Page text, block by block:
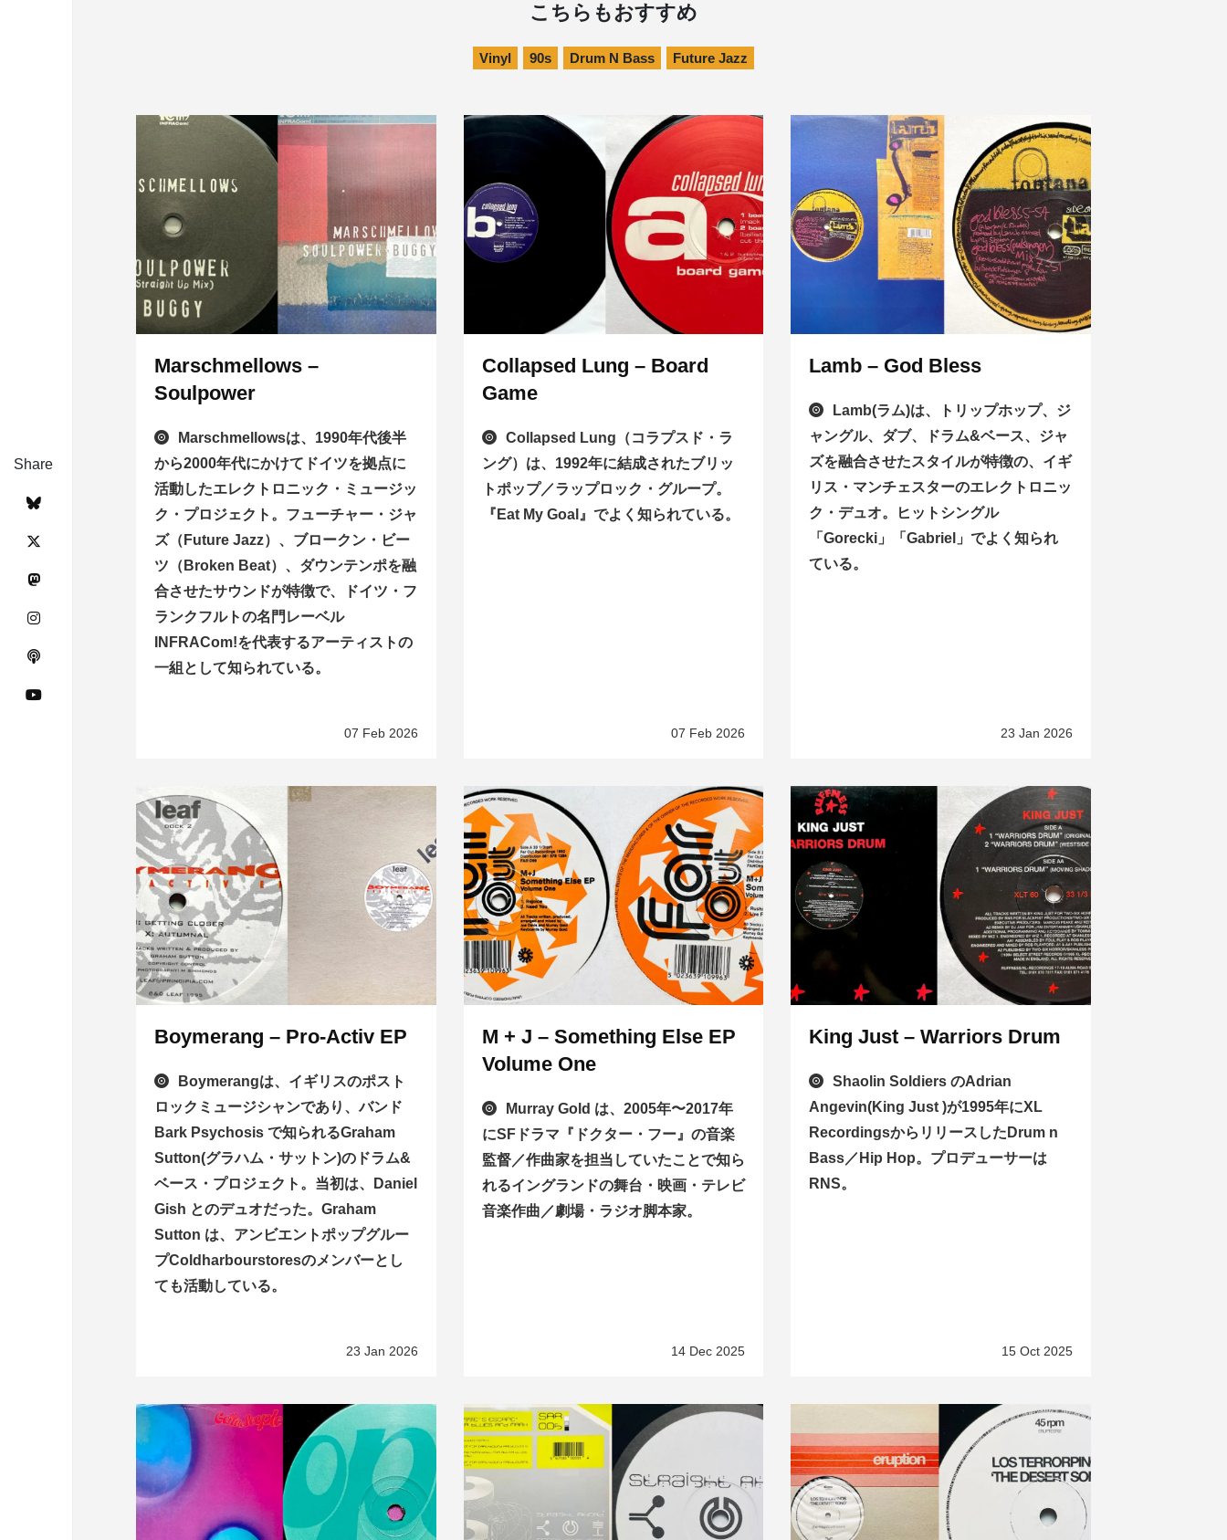
Share
こちらもおすすめ
Vinyl 90s Drum N Bass Future Jazz
Marschmellows –
Soulpower
Marschmellowsは、1990年代後半
から2000年代にかけてドイツを拠点に
活動したエレクトロニック・ミュージッ
ク・プロジェクト。フューチャー・ジャ
ズ（Future Jazz）、ブロークン・ビー
ツ（Broken Beat）、ダウンテンポを融
合させたサウンドが特徴で、ドイツ・フ
ランクフルトの名門レーベル
INFRACom!を代表するアーティストの
一組として知られている。
07 Feb 2026
Collapsed Lung – Board
Game
Collapsed Lung（コラプスド・ラ
ング）は、1992年に結成されたブリッ
トポップ／ラップロック・グループ。
『Eat My Goal』でよく知られている。
07 Feb 2026
Lamb – God Bless
Lamb(ラム)は、トリップホップ、ジ
ャングル、ダブ、ドラム&ベース、ジャ
ズを融合させたスタイルが特徴の、イギ
リス・マンチェスターのエレクトロニッ
ク・デュオ。ヒットシングル
「Gorecki」「Gabriel」でよく知られ
ている。
23 Jan 2026
Boymerang – Pro-Activ EP
Boymerangは、イギリスのポスト
ロックミュージシャンであり、バンド
Bark Psychosis で知られるGraham
Sutton(グラハム・サットン)のドラム&
ベース・プロジェクト。当初は、Daniel
Gish とのデュオだった。Graham
Sutton は、アンビエントポップグルー
プColdharbourstoresのメンバーとし
ても活動している。
23 Jan 2026
M + J – Something Else EP
Volume One
Murray Gold は、2005年〜2017年
にSFドラマ『ドクター・フー』の音楽
監督／作曲家を担当していたことで知ら
れるイングランドの舞台・映画・テレビ
音楽作曲／劇場・ラジオ脚本家。
14 Dec 2025
King Just – Warriors Drum
Shaolin Soldiers のAdrian
Angevin(King Just )が1995年にXL
RecordingsからリリースしたDrum n
Bass／Hip Hop。プロデューサーは
RNS。
15 Oct 2025